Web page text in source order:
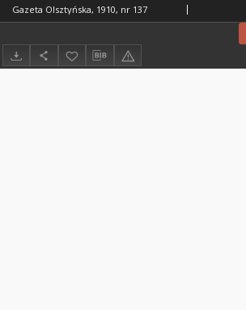
Gazeta Olsztyńska, 1910, nr 137